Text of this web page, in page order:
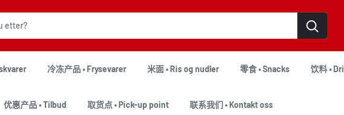
冷冻产品 • Frysevarer 米面 • Ris og nudler 零食 • Snacks 饮料 •
优惠产品 • Tilbud 取货点 • Pick-up point 联系我们 • Kontakt oss